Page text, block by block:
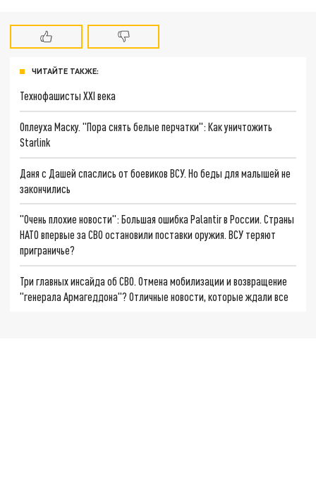
ЧИТАЙТЕ ТАКЖЕ:
Технофашисты XXI века
Оплеуха Маску. "Пора снять белые перчатки": Как уничтожить
Starlink
Даня с Дашей спаслись от боевиков ВСУ. Но беды для малышей не
закончились
"Очень плохие новости": Большая ошибка Palantir в России. Страны
НАТО впервые за СВО остановили поставки оружия. ВСУ теряют
приграничье?
Три главных инсайда об СВО. Отмена мобилизации и возвращение
"генерала Армагеддона"? Отличные новости, которые ждали все